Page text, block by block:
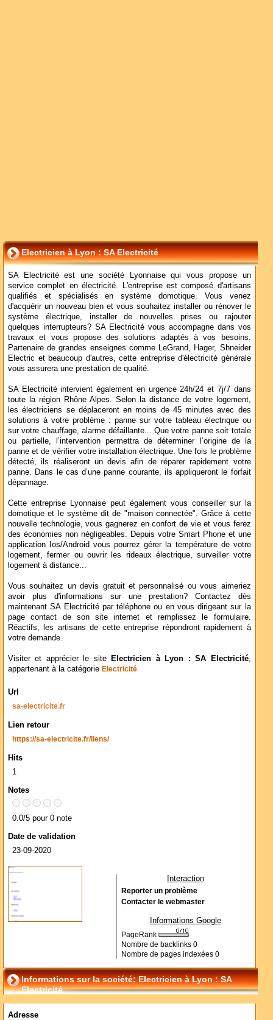
Electricien à Lyon : SA Electricité
SA Electricité est une société Lyonnaise qui vous propose un
service complet en électricité. L'entreprise est composé d'artisans
qualifiés et spécialisés en système domotique. Vous venez
d'acquérir un nouveau bien et vous souhaitez installer ou rénover le
système électrique, installer de nouvelles prises ou rajouter
quelques interrupteurs? SA Electricité vous accompagne dans vos
travaux et vous propose des solutions adaptés à vos besoins.
Partenaire de grandes enseignes comme LeGrand, Hager, Shneider
Electric et beaucoup d'autres, cette entreprise d'électricité générale
vous assurera une prestation de qualité.
SA Electricité intervient également en urgence 24h/24 et 7j/7 dans
toute la région Rhône Alpes. Selon la distance de votre logement,
les électriciens se déplaceront en moins de 45 minutes avec des
solutions à votre problème : panne sur votre tableau électrique ou
sur votre chauffage, alarme défaillante... Que votre panne soit totale
ou partielle, l’intervention permettra de déterminer l’origine de la
panne et de vérifier votre installation électrique. Une fois le problème
détecté, ils réaliseront un devis afin de réparer rapidement votre
panne. Dans le cas d’une panne courante, ils appliqueront le forfait
dépannage.
Cette entreprise Lyonnaise peut également vous conseiller sur la
domotique et le système dit de "maison connectée". Grâce à cette
nouvelle technologie, vous gagnerez en confort de vie et vous ferez
des économies non négligeables. Depuis votre Smart Phone et une
application Ios/Android vous pourrez gérer la température de votre
logement, fermer ou ouvrir les rideaux électrique, surveiller votre
logement à distance...
Vous souhaitez un devis gratuit et personnalisé ou vous aimeriez
avoir plus d'informations sur une prestation? Contactez dès
maintenant SA Electricité par téléphone ou en vous dirigeant sur la
page contact de son site internet et remplissez le formulaire.
Réactifs, les artisans de cette entreprise répondront rapidement à
votre demande.
Visiter et apprécier le site Electricien à Lyon : SA Electricité,
appartenant à la catégorie Electricité
Url
sa-electricite.fr
Lien retour
https://sa-electricite.fr/liens/
Hits
1
Notes
0.0/5 pour 0 note
Date de validation
23-09-2020
Interaction
Reporter un problème
Contacter le webmaster
Informations Google
PageRank
Nombre de backlinks 0
Nombre de pages indexées 0
Informations sur la société: Electricien à Lyon : SA
Electricité
Adresse